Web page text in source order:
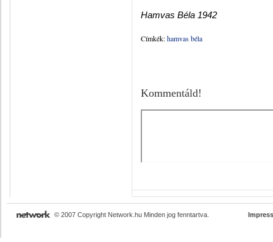
Hamvas Béla 1942
Címkék:hamvas béla
Kommentáld!
© 2007 Copyright Network.hu Minden jog fenntartva.